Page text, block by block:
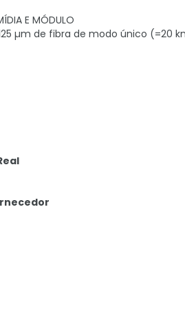
E MÓDULO
µm de fibra de modo único (=20